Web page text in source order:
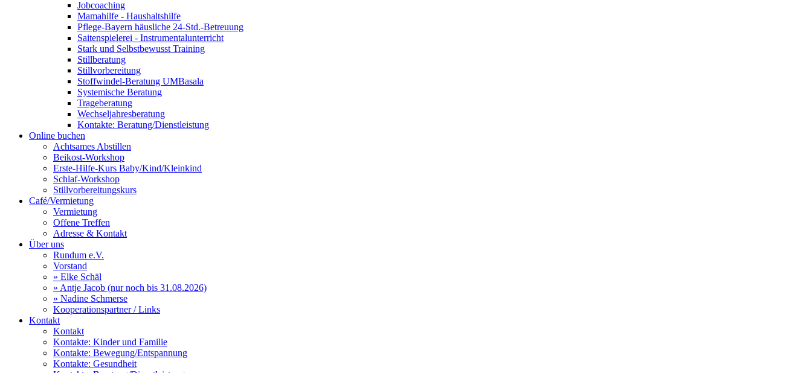
Jobcoaching
Mamahilfe - Haushaltshilfe
Pflege-Bayern häusliche 24-Std.-Betreuung
Saitenspielerei - Instrumentalunterricht
Stark und Selbstbewusst Training
Stillberatung
Stillvorbereitung
Stoffwindel-Beratung UMBasala
Systemische Beratung
Trageberatung
Wechseljahresberatung
Kontakte: Beratung/Dienstleistung
Online buchen
Achtsames Abstillen
Beikost-Workshop
Erste-Hilfe-Kurs Baby/Kind/Kleinkind
Schlaf-Workshop
Stillvorbereitungskurs
Café/Vermietung
Vermietung
Offene Treffen
Adresse & Kontakt
Über uns
Rundum e.V.
Vorstand
» Elke Schäl
» Antje Jacob (nur noch bis 31.08.2026)
» Nadine Schmerse
Kooperationspartner / Links
Kontakt
Kontakt
Kontakte: Kinder und Familie
Kontakte: Bewegung/Entspannung
Kontakte: Gesundheit